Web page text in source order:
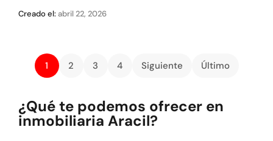
Creado el:abril 22, 2026
1 2 3 4 Siguiente Último
¿Qué te podemos ofrecer en
inmobiliaria Aracil?